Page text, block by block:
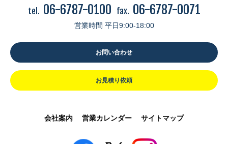
tel. 06-6787-0100 fax. 06-6787-0071
営業時間 平日9:00-18:00
お問い合わせ
お見積り依頼
会社案内 営業カレンダー サイトマップ